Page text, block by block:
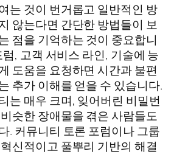
는 것이 번거롭고 일반적인 방
않는다면 간단한 방법들이 보
점을 기억하는 것이 중요합니
, 고객 서비스 라인, 기술에 능
도움을 요청하면 시간과 불편
추가 이해를 얻을 수 있습니다.
는 매우 크며, 잊어버린 비밀번
슷한 장애물을 겪은 사람들도
. 커뮤니티 토론 포럼이나 그룹
신적이고 풀뿌리 기반의 해결